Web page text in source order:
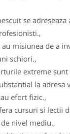
se
misiunea de a
schiori.,
extreme
la adresa
efort fizic.,
cursuri si lectii
nivel mediu.,